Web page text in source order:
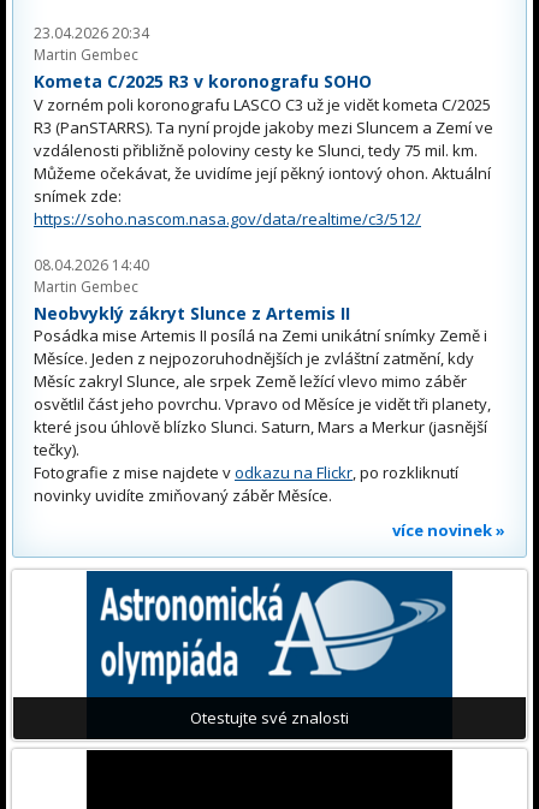
23.04.2026 20:34
Martin Gembec
Kometa C/2025 R3 v koronografu SOHO
V zorném poli koronografu LASCO C3 už je vidět kometa C/2025
R3 (PanSTARRS). Ta nyní projde jakoby mezi Sluncem a Zemí ve
vzdálenosti přibližně poloviny cesty ke Slunci, tedy 75 mil. km.
Můžeme očekávat, že uvidíme její pěkný iontový ohon. Aktuální
snímek zde:
https://soho.nascom.nasa.gov/data/realtime/c3/512/
08.04.2026 14:40
Martin Gembec
Neobvyklý zákryt Slunce z Artemis II
Posádka mise Artemis II posílá na Zemi unikátní snímky Země i
Měsíce. Jeden z nejpozoruhodnějších je zvláštní zatmění, kdy
Měsíc zakryl Slunce, ale srpek Země ležící vlevo mimo záběr
osvětlil část jeho povrchu. Vpravo od Měsíce je vidět tři planety,
které jsou úhlově blízko Slunci. Saturn, Mars a Merkur (jasnější
tečky).
Fotografie z mise najdete vodkazu na Flickr, po rozkliknutí
novinky uvidíte zmiňovaný záběr Měsíce.
více novinek »
Otestujte své znalosti